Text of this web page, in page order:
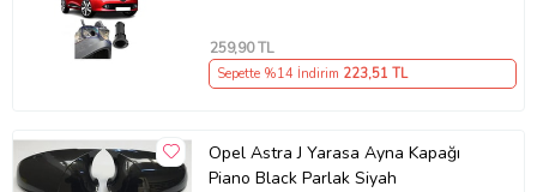
259,90 TL
Sepette %14 İndirim 223,51 TL
Opel Astra J Yarasa Ayna Kapağı
Piano Black Parlak Siyah